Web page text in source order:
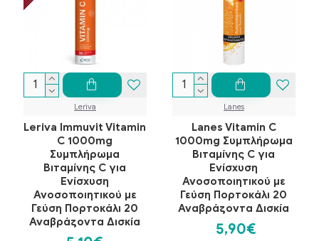
Leriva
Leriva Immuvit Vitamin
C 1000mg
Συμπλήρωμα
Βιταμίνης C για
Ενίσχυση
Ανοσοποιητικού με
Γεύση Πορτοκάλι 20
Αναβράζοντα Δισκία
Lanes
Lanes Vitamin C
1000mg Συμπλήρωμα
Βιταμίνης C για
Ενίσχυση
Ανοσοποιητικού με
Γεύση Πορτοκάλι 20
Αναβράζοντα Δισκία
5,90€